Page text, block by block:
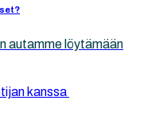
autamme löytämään
kanssa